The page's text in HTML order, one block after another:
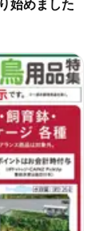
始めました